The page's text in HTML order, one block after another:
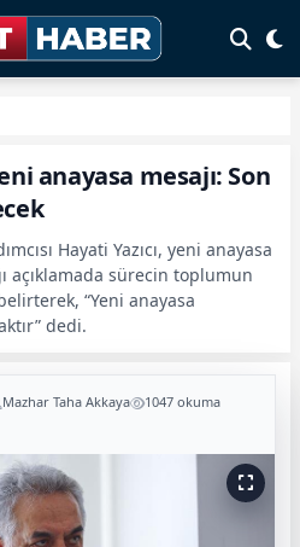
anayasa mesajı: Son
Hayati Yazıcı, yeni anayasa
açıklamada sürecin toplumun
“Yeni anayasa
dedi.
Mazhar Taha Akkaya 1047 okuma